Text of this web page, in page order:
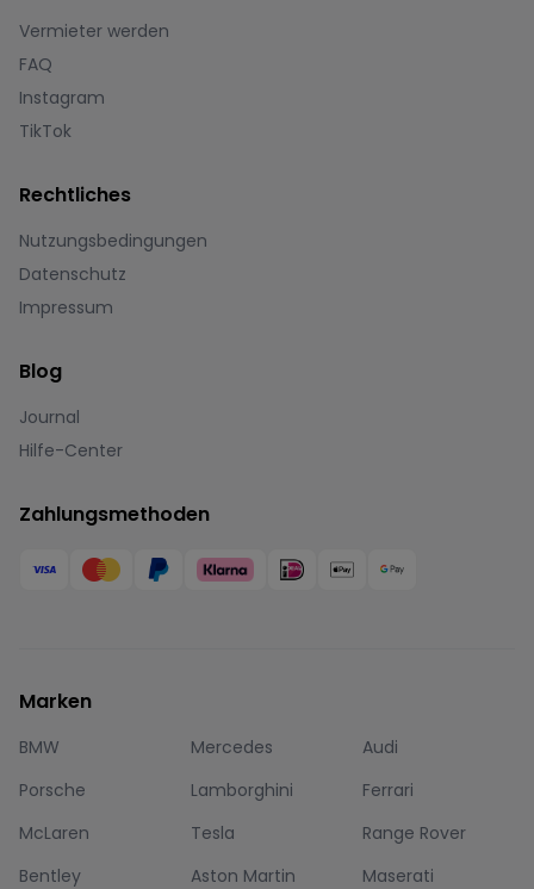
Vermieter werden
FAQ
Instagram
TikTok
Rechtliches
Nutzungsbedingungen
Datenschutz
Impressum
Blog
Journal
Hilfe-Center
Zahlungsmethoden
Marken
BMW Mercedes
Audi
Porsche
Lamborghini
Ferrari
McLaren
Tesla
Range Rover
Bentley
Aston Martin
Maserati